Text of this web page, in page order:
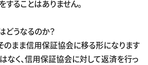
することはありません。
どうなるのか？
のまま信用保証協会に移る形になります
なく、信用保証協会に対して返済を行っ